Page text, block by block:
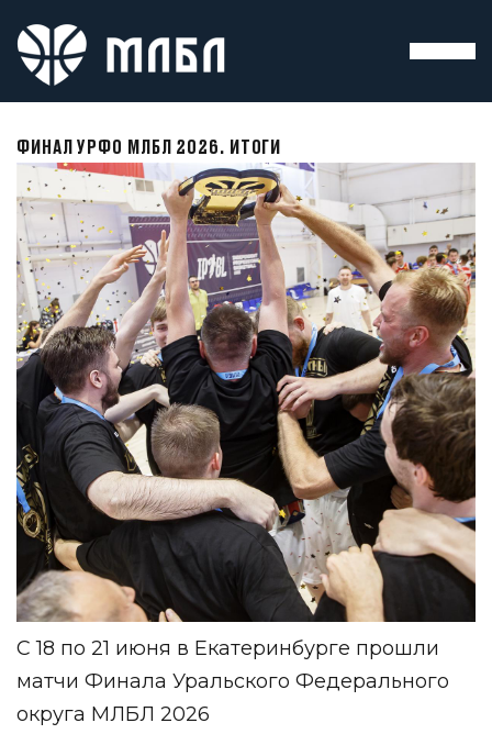
ФИНАЛ УРФО МЛБЛ 2026. ИТОГИ
С 18 по 21 июня в Екатеринбурге прошли
матчи Финала Уральского Федерального
округа МЛБЛ 2026